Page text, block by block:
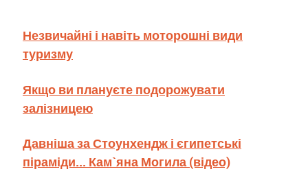
Незвичайні і навіть моторошні види
туризму
Якщо ви плануєте подорожувати
залізницею
Давніша за Стоунхендж і єгипетські
піраміди... Кам`яна Могила (відео)